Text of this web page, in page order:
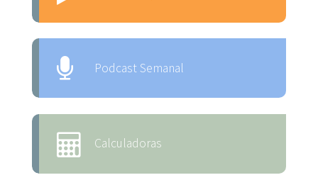
Podcast Semanal
Calculadoras